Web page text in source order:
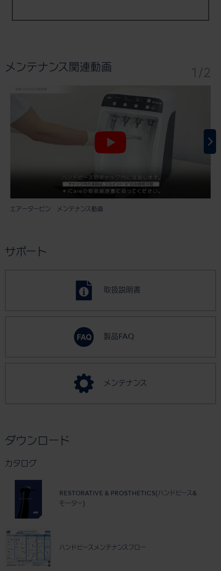
メンテナンス関連動画
エアータービン メンテナンス動画
サポート
取扱説明書
製品FAQ
メンテナンス
ダウンロード
カタログ
RESTORATIVE & PROSTHETICS(ハンドピース&
モーター)
ハンドピースメンテナンスフロー